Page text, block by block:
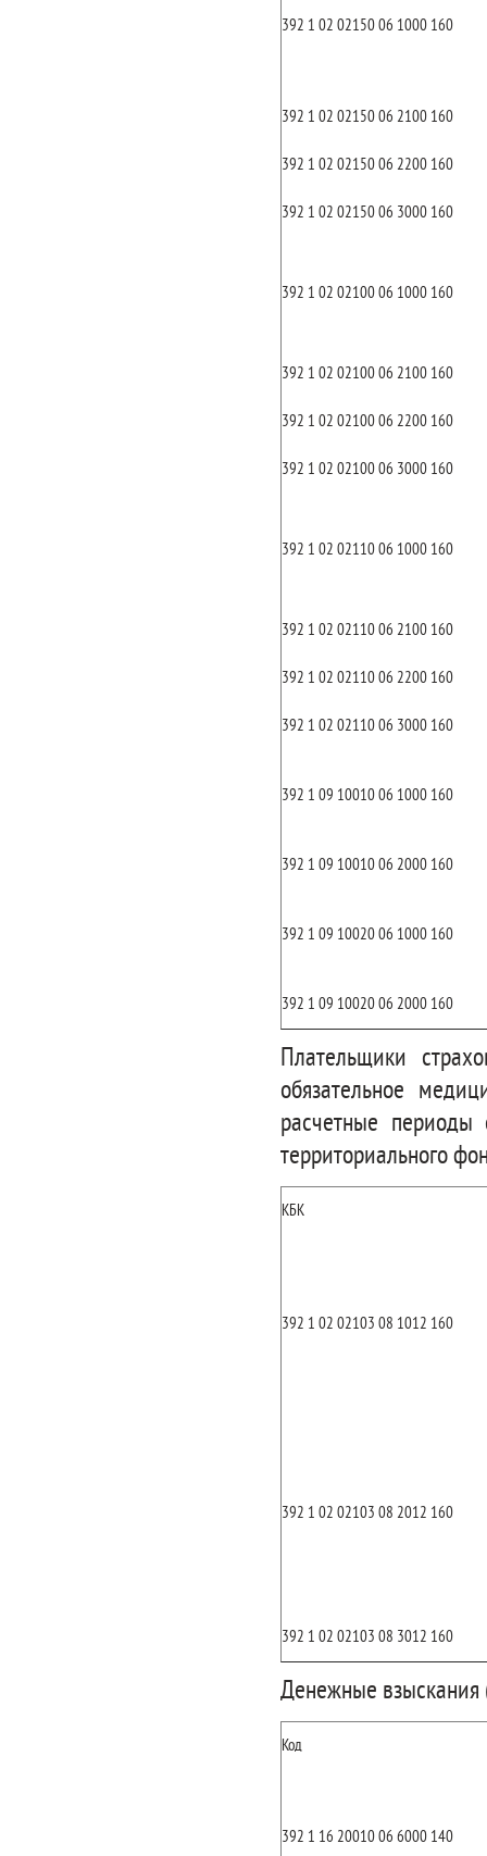
392 1 02 02150 06 1000 160
392 1 02 02150 06 2100 160
392 1 02 02150 06 2200 160
392 1 02 02150 06 3000 160
392 1 02 02100 06 1000 160
392 1 02 02100 06 2100 160
392 1 02 02100 06 2200 160
392 1 02 02100 06 3000 160
392 1 02 02110 06 1000 160
392 1 02 02110 06 2100 160
392 1 02 02110 06 2200 160
392 1 02 02110 06 3000 160
392 1 09 10010 06 1000 160
392 1 09 10010 06 2000 160
392 1 09 10020 06 1000 160
392 1 09 10020 06 2000 160
Плательщики
обязательное
расчетные
территориального
КБК
392 1 02 02103 08 1012 160
392 1 02 02103 08 2012 160
392 1 02 02103 08 3012 160
Денежные взыскания
Код
392 1 16 20010 06 6000 140